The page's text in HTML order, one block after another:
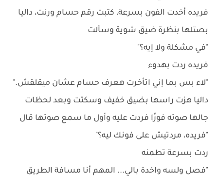
فريده أخدت الفون بسرعة، كتبت رقم حسام ورنت، داليا
بصتلها بنظرة ضيق شوية وسألت
"في مشكلة ولا إيه؟"
فريده ردت بهدوء
"لاء بس بما إني اتأخرت هعرف حسام عشان ميقلقش."
داليا هزت راسها بضيق خفيف وسكتت وبعد لحظات
جالها صوته فورًا فردت عليه وأول ما سمع صوتها قال
"فريده، مردتيش على فونك ليه؟"
ردت بسرعة تطمنه
"فصل ولسه واخدة بالي... المهم أنا مسافة الطريق